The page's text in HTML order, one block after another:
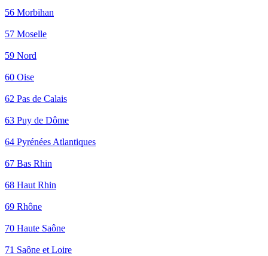
56 Morbihan
57 Moselle
59 Nord
60 Oise
62 Pas de Calais
63 Puy de Dôme
64 Pyrénées Atlantiques
67 Bas Rhin
68 Haut Rhin
69 Rhône
70 Haute Saône
71 Saône et Loire